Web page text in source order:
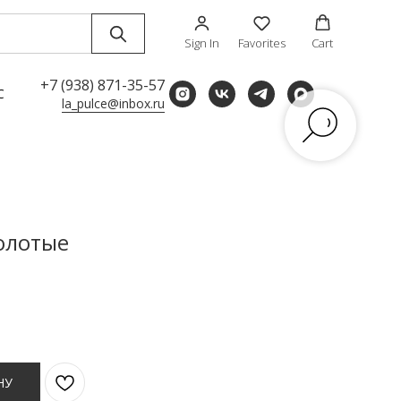
Sign In Favorites Cart
+7 (938) 871-35-57
la_pulce@inbox.ru